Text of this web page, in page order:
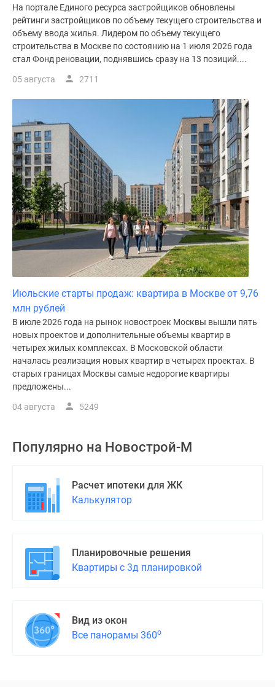
На портале Единого ресурса застройщиков обновлены
рейтинги застройщиков по объему текущего строительства и
объему ввода жилья. Лидером по объему текущего
строительства в Москве по состоянию на 1 июля 2026 года
стал Фонд реновации, поднявшись сразу на 13 позиций....
05 августа 2711
Июльские старты продаж: квартира в Москве от 9,76
млн рублей
В июле 2026 года на рынок новостроек Москвы вышли пять
новых проектов и дополнительные объемы квартир в
четырех жилых комплексах. В Московской области
началась реализация новых квартир в четырех проектах. В
старых границах Москвы самые недорогие квартиры
предложены...
04 августа 5249
Популярно на Новострой-М
Расчет ипотеки для ЖК
Калькулятор
Планировочные решения
Квартиры с 3д планировкой
Вид из окон
Все панорамы 360о